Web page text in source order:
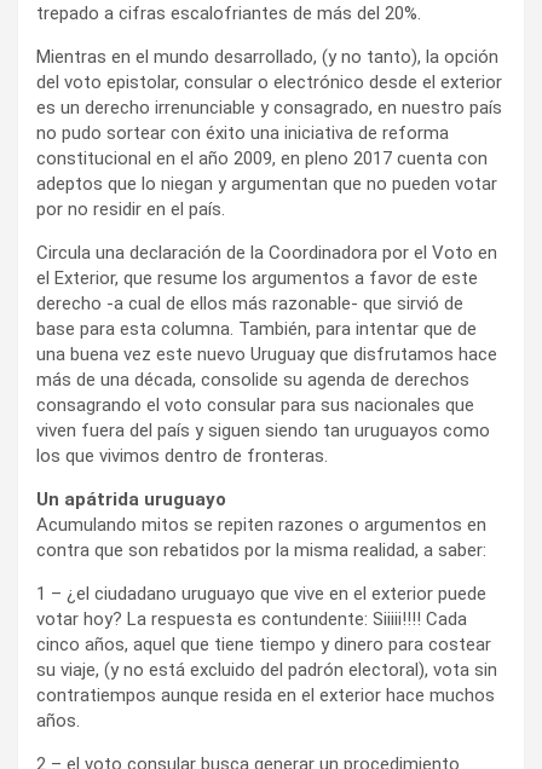
trepado a cifras escalofriantes de más del 20%.
Mientras en el mundo desarrollado, (y no tanto), la opción
del voto epistolar, consular o electrónico desde el exterior
es un derecho irrenunciable y consagrado, en nuestro país
no pudo sortear con éxito una iniciativa de reforma
constitucional en el año 2009, en pleno 2017 cuenta con
adeptos que lo niegan y argumentan que no pueden votar
por no residir en el país.
Circula una declaración de la Coordinadora por el Voto en
el Exterior, que resume los argumentos a favor de este
derecho -a cual de ellos más razonable- que sirvió de
base para esta columna. También, para intentar que de
una buena vez este nuevo Uruguay que disfrutamos hace
más de una década, consolide su agenda de derechos
consagrando el voto consular para sus nacionales que
viven fuera del país y siguen siendo tan uruguayos como
los que vivimos dentro de fronteras.
Un apátrida uruguayo
Acumulando mitos se repiten razones o argumentos en
contra que son rebatidos por la misma realidad, a saber:
1 – ¿el ciudadano uruguayo que vive en el exterior puede
votar hoy? La respuesta es contundente: Siiiii!!!! Cada
cinco años, aquel que tiene tiempo y dinero para costear
su viaje, (y no está excluido del padrón electoral), vota sin
contratiempos aunque resida en el exterior hace muchos
años.
2 – el voto consular busca generar un procedimiento